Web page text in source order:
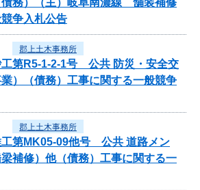
争入札公告
郡上土木事務所
工第R5-1-2-1号 公共 防災・安全交
）（債務）工事に関する一般競争
郡上土木事務所
工第MK05-09他号 公共 道路メン
補修）他（債務）工事に関する一